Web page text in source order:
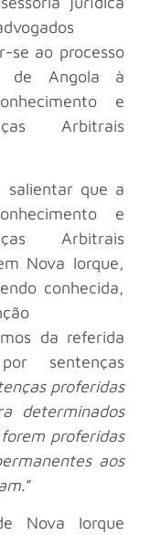
se ao processo
de Angola à
e
Arbitrais
salientar que a
e
Arbitrais
Nova Iorque,
conhecida,
da referida
sentenças
proferidas
determinados
proferidas
aos
.”
Nova Iorque